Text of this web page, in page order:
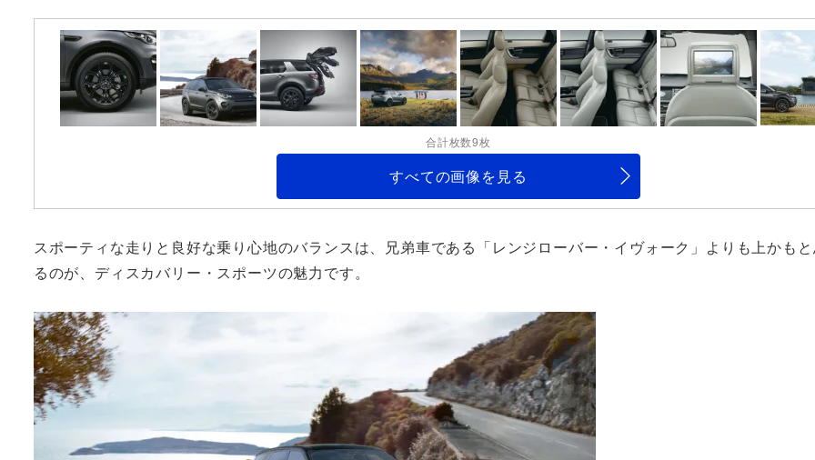
合計枚数9枚
すべての画像を見る
スポーティな走りと良好な乗り心地のバランスは、兄弟車である「レンジローバー・イヴォーク」よりも上かも
るのが、ディスカバリー・スポーツの魅力です。